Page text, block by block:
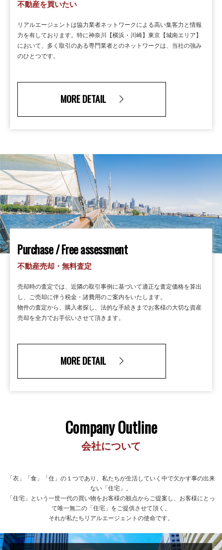
不動産を買いたい
リアルエージェントは協力業者ネットワークによる高い集客力と情報
力を有しております。特に神奈川【横浜・川崎】東京【城南エリア】
において、多く取引のある専門業者とのネットワークは、当社の強み
のひとつです。
MORE DETAIL
Purchase / Free assessment
不動産売却・無料査定
売却時の査定では、近隣の取引事例に基づいて適正な査定価格を算出
し、ご売却に伴う税金・諸費用のご案内をいたします。
物件の査定から、購入者探し、法的な手続きまでお客様の大切な資産
売却を全力でお手伝いさせて頂きます。
MORE DETAIL
Company Outline
会社について
「衣」「食」「住」の１つであり、私たちが生活していく中で欠かす事の出来
ない「住宅」。
「住宅」という一世一代の買い物をお客様の観点からご提案し、お客様にとっ
て唯一無二の「住宅」をご提供させて頂く。
それが私たちリアルエージェントの使命です。